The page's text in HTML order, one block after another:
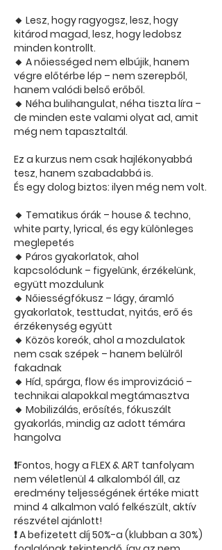
🔸 Lesz, hogy ragyogsz, lesz, hogy
kitárod magad, lesz, hogy ledobsz
minden kontrollt.
🔸 A nőiességed nem elbújik, hanem
végre előtérbe lép – nem szerepből,
hanem valódi belső erőből.
🔸 Néha bulihangulat, néha tiszta líra –
de minden este valami olyat ad, amit
még nem tapasztaltál.
Ez a kurzus nem csak hajlékonyabbá
tesz, hanem szabadabbá is.
És egy dolog biztos: ilyen még nem volt.
🔸 Tematikus órák – house & techno,
white party, lyrical, és egy különleges
meglepetés
🔸 Páros gyakorlatok, ahol
kapcsolódunk – figyelünk, érzékelünk,
együtt mozdulunk
🔸 Nőiességfókusz – lágy, áramló
gyakorlatok, testtudat, nyitás, erő és
érzékenység együtt
🔸 Közös koreók, ahol a mozdulatok
nem csak szépek – hanem belülről
fakadnak
🔸 Híd, spárga, flow és improvizáció –
technikai alapokkal megtámasztva
🔸 Mobilizálás, erősítés, fókuszált
gyakorlás, mindig az adott témára
hangolva
❗Fontos, hogy a FLEX & ART tanfolyam
nem véletlenül 4 alkalomból áll, az
eredmény teljességének értéke miatt
mind 4 alkalmon való felkészült, aktív
részvétel ajánlott!
❗ A befizetett díj 50%-a (klubban a 30%)